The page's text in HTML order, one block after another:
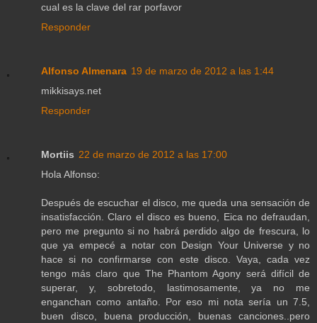
cual es la clave del rar porfavor
Responder
Alfonso Almenara 19 de marzo de 2012 a las 1:44
mikkisays.net
Responder
Mortiis 22 de marzo de 2012 a las 17:00
Hola Alfonso:
Después de escuchar el disco, me queda una sensación de
insatisfacción. Claro el disco es bueno, Eica no defraudan,
pero me pregunto si no habrá perdido algo de frescura, lo
que ya empecé a notar con Design Your Universe y no
hace si no confirmarse con este disco. Vaya, cada vez
tengo más claro que The Phantom Agony será difícil de
superar, y, sobretodo, lastimosamente, ya no me
enganchan como antaño. Por eso mi nota sería un 7.5,
buen disco, buena producción, buenas canciones..pero